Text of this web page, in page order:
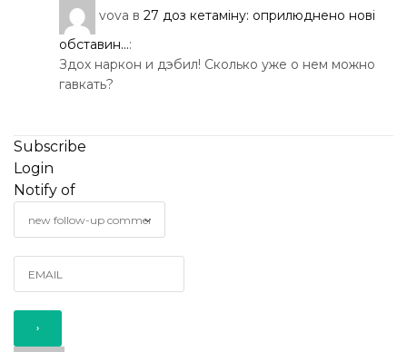
vova в 27 доз кетаміну: оприлюднено нові
обставин...:
Здох наркон и дэбил! Сколько уже о нем можно
гавкать?
Subscribe
Login
Notify of